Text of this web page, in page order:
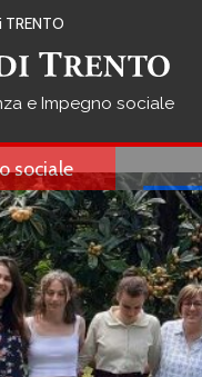
e Impegno sociale
sociale